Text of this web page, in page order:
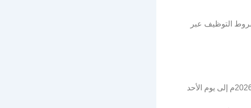
التوظيف عبر
– التفرغ التام للعمل من تاريخ يوم الجمعة 1447/10/15هـ الموافق 2026/04/03م إلى يوم الأحد